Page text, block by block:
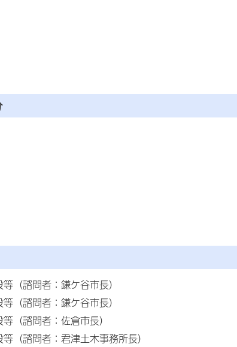
（諮問者：鎌ケ谷市長）
（諮問者：鎌ケ谷市長）
（諮問者：佐倉市長）
（諮問者：君津土木事務所長）